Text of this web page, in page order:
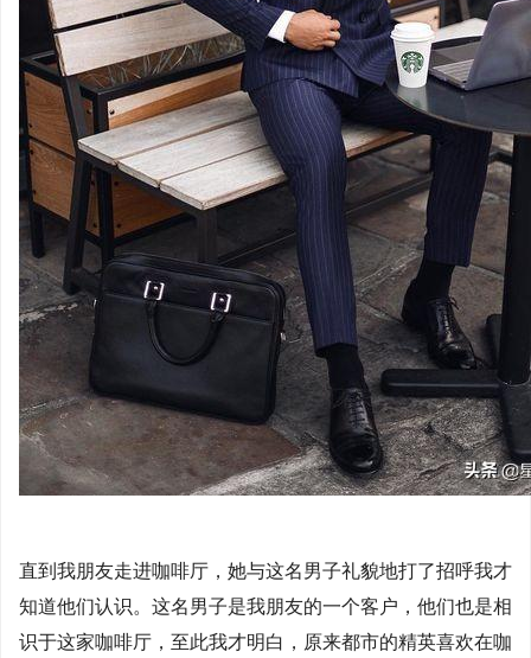
直到我朋友走进咖啡厅，她与这名男子礼貌地打了招呼我才
知道他们认识。这名男子是我朋友的一个客户，他们也是相
识于这家咖啡厅，至此我才明白，原来都市的精英喜欢在咖